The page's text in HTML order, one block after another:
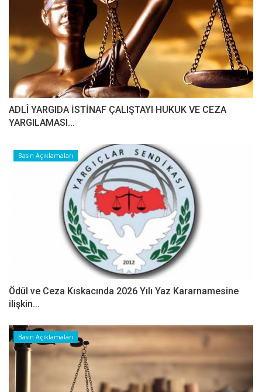
ADLÎ YARGIDA İSTİNAF ÇALIŞTAYI HUKUK VE CEZA
YARGILAMASI...
Basın Açıklamaları
Ödül ve Ceza Kıskacında 2026 Yılı Yaz Kararnamesine
ilişkin...
Basın Açıklamaları